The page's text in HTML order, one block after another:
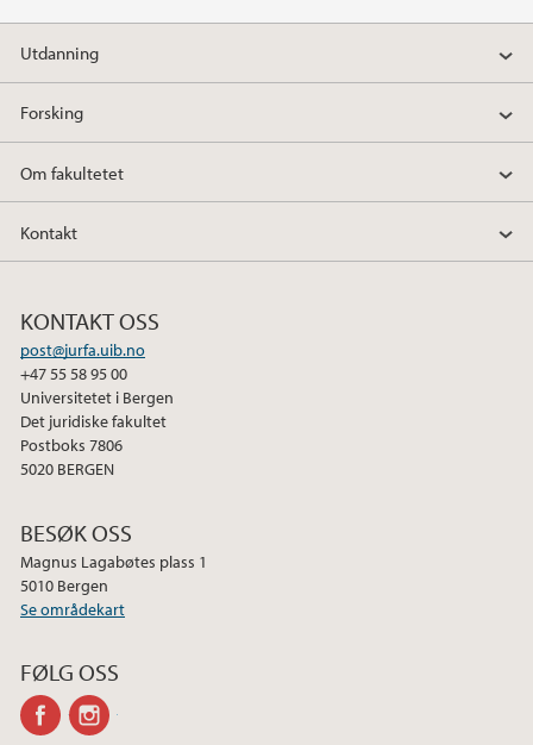
Utdanning
Forsking
Om fakultetet
Kontakt
KONTAKT OSS
post@jurfa.uib.no
+47 55 58 95 00
Universitetet i Bergen
Det juridiske fakultet
Postboks 7806
5020 BERGEN
BESØK OSS
Magnus Lagabøtes plass 1
5010 Bergen
Se områdekart
FØLG OSS
facebook